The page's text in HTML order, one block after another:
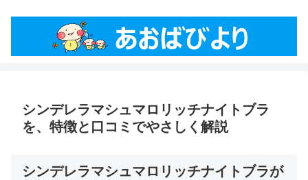
シンデレラマシュマロリッチナイトブラ
を、特徴と口コミでやさしく解説
シンデレラマシュマロリッチナイトブラが